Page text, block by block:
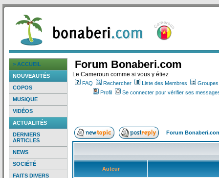
> ACCUEIL
NOUVEAUTÉS
COPOS
MUSIQUE
VIDÉOS
ACTUALITÉS
DERNIERS
ARTICLES
NEWS
SOCIÉTÉ
FAITS DIVERS
Forum Bonaberi.com
Le Cameroun comme si vous y étiez
FAQ Rechercher Liste des Membres
Profil
Se connecter pour vérifier ses
Forum
Auteur